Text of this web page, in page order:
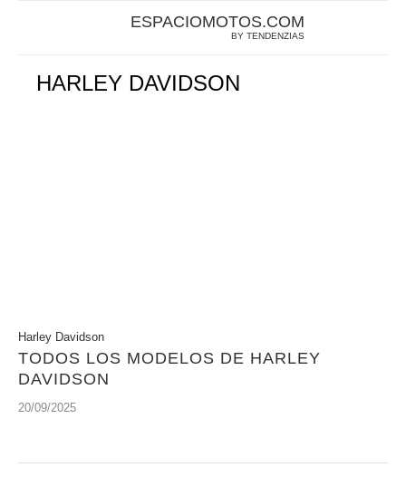
ESPACIOMOTOS.COM
BY TENDENZIAS
HARLEY DAVIDSON
Harley Davidson
TODOS LOS MODELOS DE HARLEY
DAVIDSON
20/09/2025